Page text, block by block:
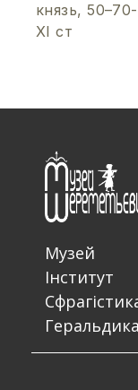
князь,
ХІ ст
Музей
Інститут
Геральдика